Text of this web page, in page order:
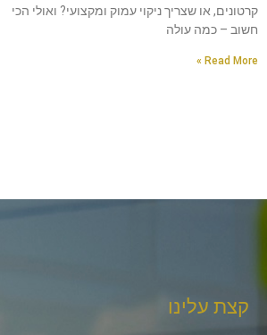
קרטונים, או שצריך ניקוי עמוק ומקצועי? ואולי הכי
חשוב – כמה עולה
Read More »
קצת עלינו